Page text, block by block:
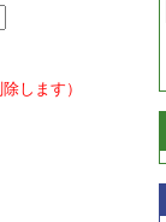
します）